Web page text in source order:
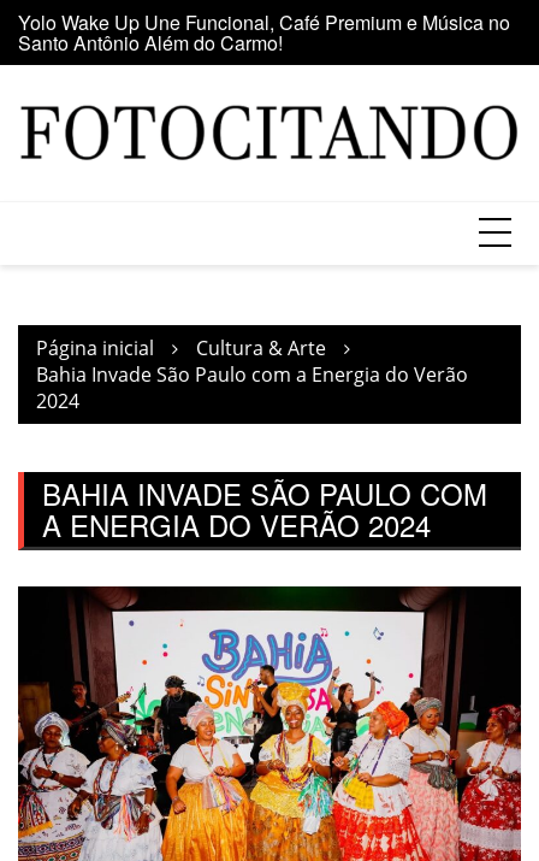
para
o
Maior clube de vinil da América Latina participa da Feira
do Vinil no Shopping Center Lapa
Página inicial
Cultura & Arte
Bahia Invade São Paulo com a Energia do Verão
2024
BAHIA INVADE SÃO PAULO COM
A ENERGIA DO VERÃO 2024